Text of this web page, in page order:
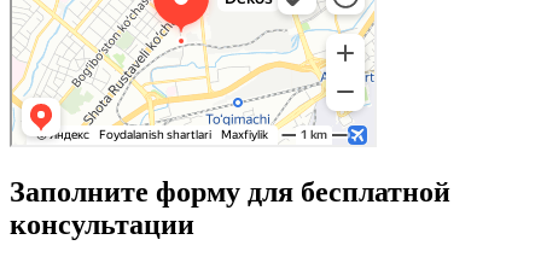
Заполните форму для бесплатной
консультации